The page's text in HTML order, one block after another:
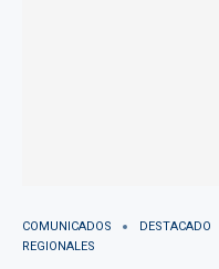
COMUNICADOS DESTACADO
REGIONALES